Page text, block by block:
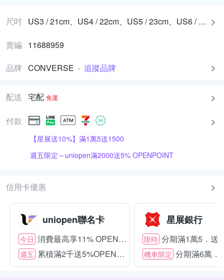
尺吋 US3 / 21cm、US4 / 22cm、US5 / 23cm、US6 / 24cm、US7 / 25cm、US8 / 26cm、US9 / 27cm、US10 / 28cm、US11 / 29cm、US12 / 30cm、US13 / 31cm
賣編
11688959
品牌 CONVERSE · 追蹤品牌
配送 宅配 免運
付款
【星展送10%】滿1萬5送1500
週五限定～uniopen滿2000送5% OPENPOINT
信用卡優惠
uniopen聯名卡
今日 消費最高享11% OPENPOINT
週五 累積滿2千送5%OPENPOINT
星展銀行
限時 分期滿1萬5．送
機車限定 分期滿6萬．